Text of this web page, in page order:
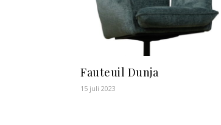
Fauteuil Dunja
15 juli 2023